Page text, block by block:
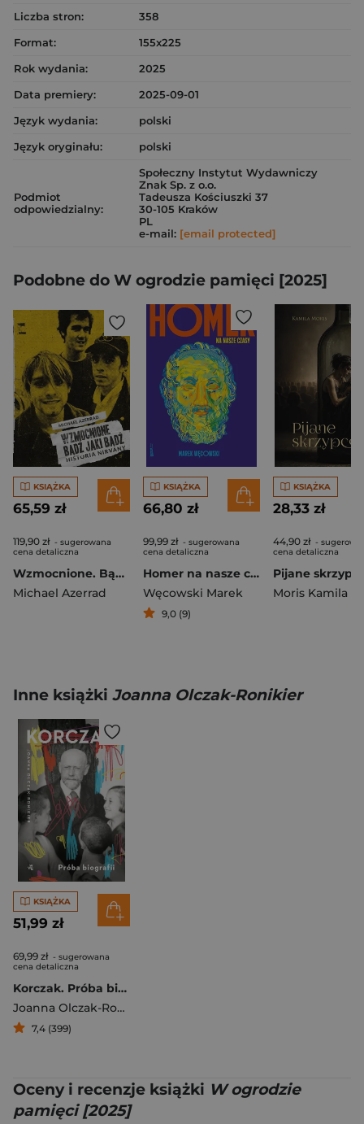
Liczba stron:
358
Format:
155x225
Rok wydania:
2025
Data premiery:
2025-09-01
Język wydania:
polski
Język oryginału:
polski
Podmiot
odpowiedzialny:
Społeczny Instytut Wydawniczy
Znak Sp. z o.o.
Tadeusza Kościuszki 37
30-105 Kraków
PL
e-mail: [email protected]
Podobne do W ogrodzie pamięci [2025]
KSIĄŻKA
65,59 zł
119,90 zł - sugerowana
cena detaliczna
Wzmocnione. Bądź jaki bądź. Historia Nirvany wyd. 2
Michael Azerrad
KSIĄŻKA
66,80 zł
99,99 zł - sugerowana
cena detaliczna
Homer na nasze czasy
Węcowski Marek
9,0 (9)
KSIĄŻKA
28,33 zł
44,90 zł -
cena detaliczna
Pijane
Moris Kamila
Inne książki Joanna Olczak-Ronikier
KSIĄŻKA
51,99 zł
69,99 zł - sugerowana
cena detaliczna
Korczak. Próba biografii
Joanna Olczak-Ronikier
7,4 (399)
Oceny i recenzje książki W ogrodzie
pamięci [2025]